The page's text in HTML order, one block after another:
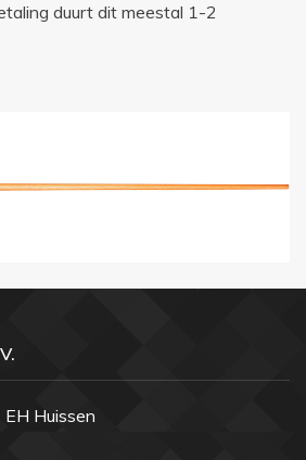
duurt dit meestal 1-2
Huissen